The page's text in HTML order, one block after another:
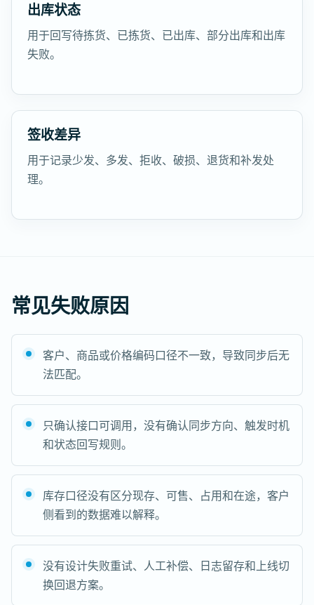
出库状态
用于回写待拣货、已拣货、已出库、部分出库和出库
失败。
签收差异
用于记录少发、多发、拒收、破损、退货和补发处
理。
常见失败原因
客户、商品或价格编码口径不一致，导致同步后无
法匹配。
只确认接口可调用，没有确认同步方向、触发时机
和状态回写规则。
库存口径没有区分现存、可售、占用和在途，客户
侧看到的数据难以解释。
没有设计失败重试、人工补偿、日志留存和上线切
换回退方案。